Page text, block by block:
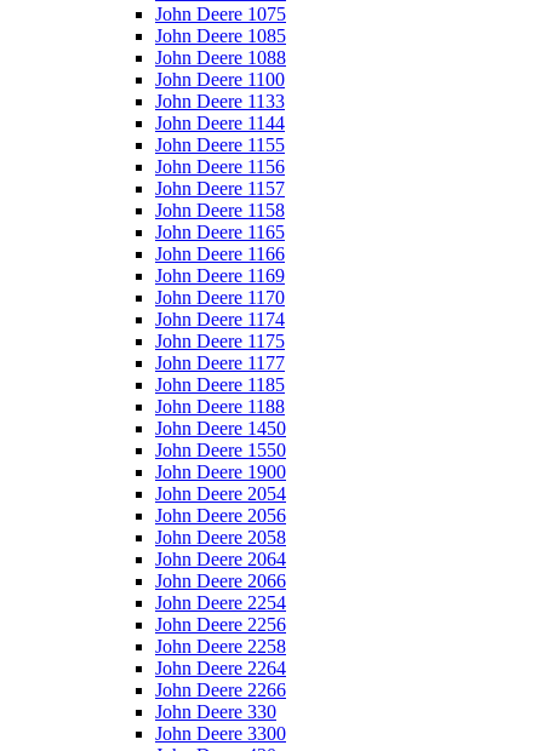
John Deere 1075
John Deere 1085
John Deere 1088
John Deere 1100
John Deere 1133
John Deere 1144
John Deere 1155
John Deere 1156
John Deere 1157
John Deere 1158
John Deere 1165
John Deere 1166
John Deere 1169
John Deere 1170
John Deere 1174
John Deere 1175
John Deere 1177
John Deere 1185
John Deere 1188
John Deere 1450
John Deere 1550
John Deere 1900
John Deere 2054
John Deere 2056
John Deere 2058
John Deere 2064
John Deere 2066
John Deere 2254
John Deere 2256
John Deere 2258
John Deere 2264
John Deere 2266
John Deere 330
John Deere 3300